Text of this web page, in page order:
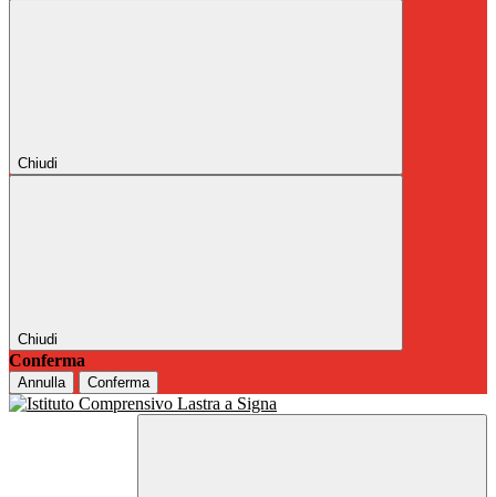
Chiudi
Chiudi
Conferma
Annulla Conferma